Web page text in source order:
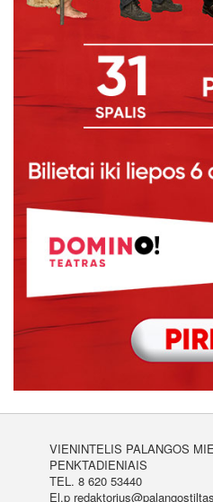
VIENINTELIS PALANGOS
PENKTADIENIAIS
TEL. 8 620 53440
El.p